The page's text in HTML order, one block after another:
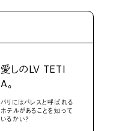
愛しのLV TETI
A。
パリにはパレスと呼ばれる
ホテルがあることを知って
いるかい？